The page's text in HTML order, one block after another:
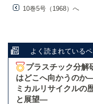
10巻5号（1968）へ
よく読まれている
プラスチック分解
はどこへ向かうのか
ミカルリサイクルの
と展望―